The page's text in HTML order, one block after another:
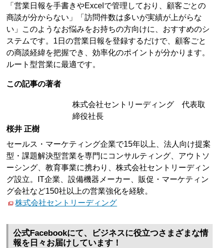
「営業日報を手書きやExcelで管理しており、顧客ごとの
商談が分からない」「訪問件数は多いが実績が上がらな
い」このようなお悩みをお持ちの方向けに、おすすめのシ
ステムです。1日の営業日報を登録するだけで、顧客ごと
の商談経緯を把握でき、効率化のポイントが分かります。
ルート型営業に最適です。
この記事の著者
株式会社セントリーディング 代表取
締役社長
桜井 正樹
セールス・マーケティング企業で15年以上、法人向け提案
型・課題解決型営業を専門にコンサルティング、アウトソ
ーシング、教育事業に携わり、株式会社セントリーディン
グ設立。IT企業、設備機器メーカー、販促・マーケティン
グ会社など150社以上の営業強化を経験。
株式会社セントリーディング
公式Facebookにて、ビジネスに役立つさまざまな情
報を日々お届けしています！